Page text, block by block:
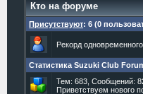
Кто на форуме
Присутствуют: 6 (0
Рекорд
Статистика Suzuki Club
Тем: 683, Сообщений:
Приветствуем нового